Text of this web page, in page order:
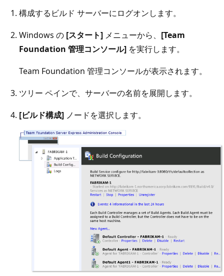
構成するビルド サーバーにログオンします。
Windows の [スタート] メニューから、 [Team
Foundation 管理コンソール] を実行します。
Team Foundation 管理コンソールが表示されます。
ツリー ペインで、サーバーの名前を展開します。
[ビルド構成] ノードを選択します。